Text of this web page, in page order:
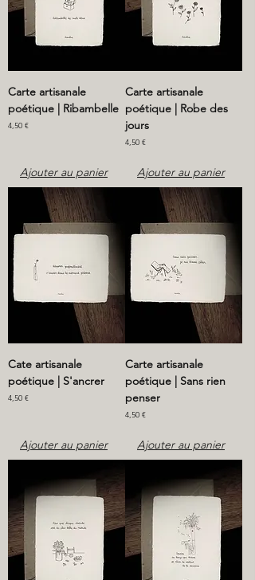
Carte artisanale
poétique | Ribambelle
Prix
4,50 €
Ajouter au panier
Carte artisanale
poétique | Robe des
jours
Prix
4,50 €
Ajouter au panier
Cate artisanale
poétique | S'ancrer
Prix
4,50 €
Ajouter au panier
Carte artisanale
poétique | Sans rien
penser
Prix
4,50 €
Ajouter au panier